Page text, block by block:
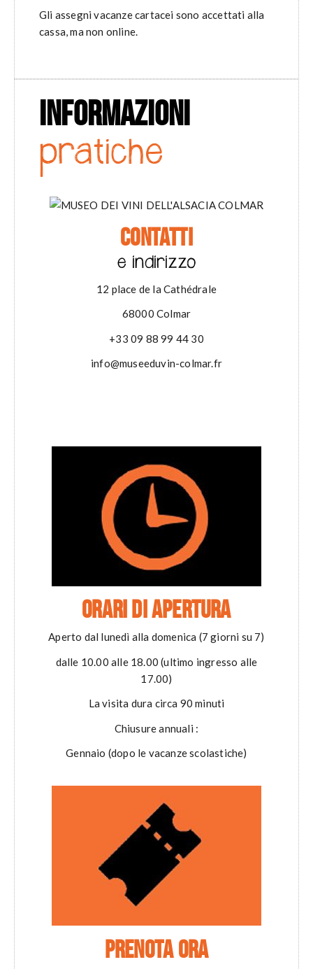
Gli assegni vacanze cartacei sono accettati alla
cassa, ma non online.
INFORMAZIONI
pratiche
CONTATTI
e indirizzo
12 place de la Cathédrale
68000 Colmar
+33 09 88 99 44 30
info@museeduvin-colmar.fr
ORARI DI APERTURA
Aperto dal lunedì alla domenica (7 giorni su 7)
dalle 10.00 alle 18.00 (ultimo ingresso alle
17.00)
La visita dura circa 90 minuti
Chiusure annuali :
Gennaio (dopo le vacanze scolastiche)
PRENOTAORA